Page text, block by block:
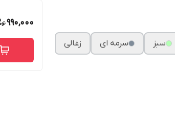
سبز سرمه ای زغالی
990,000